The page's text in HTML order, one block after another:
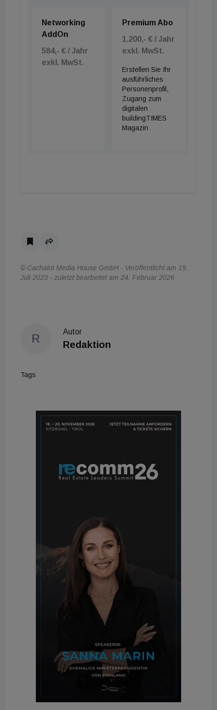
Networking
AddOn
584,- € / Jahr
exkl. MwSt.
Premium Abo
1.200,- € / Jahr
exkl. MwSt.
Erstellen Sie Ihr
ausführliches
Personenprofil,
Zugang zum
digitalen
buildingTIMES
Magazin
© Cachalot Media House GmbH - Veröffentlicht am 19.
Juli 2023 - zuletzt bearbeitet am 24. Februar 2026
R
Autor
Redaktion
Tags